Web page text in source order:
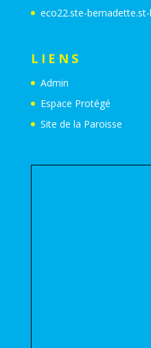
eco22.ste-bernadette.st-
LIENS
Admin
Espace Protégé
Site de la Paroisse